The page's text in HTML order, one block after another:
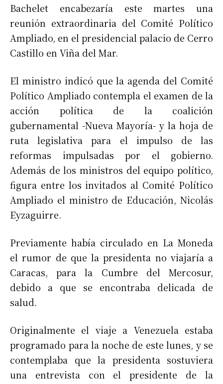
Bachelet encabezaría este martes una
reunión extraordinaria del Comité Político
Ampliado, en el presidencial palacio de Cerro
Castillo en Viña del Mar.
El ministro indicó que la agenda del Comité
Político Ampliado contempla el examen de la
acción política de la coalición
gubernamental -Nueva Mayoría- y la hoja de
ruta legislativa para el impulso de las
reformas impulsadas por el gobierno.
Además de los ministros del equipo político,
figura entre los invitados al Comité Político
Ampliado el ministro de Educación, Nicolás
Eyzaguirre.
Previamente había circulado en La Moneda
el rumor de que la presidenta no viajaría a
Caracas, para la Cumbre del Mercosur,
debido a que se encontraba delicada de
salud.
Originalmente el viaje a Venezuela estaba
programado para la noche de este lunes, y se
contemplaba que la presidenta sostuviera
una entrevista con el presidente de la